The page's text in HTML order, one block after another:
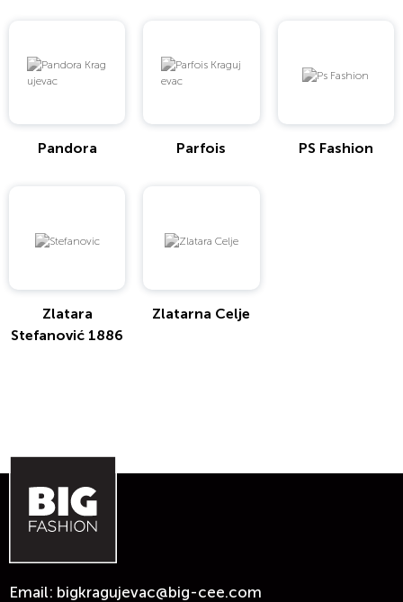
Pandora Parfois PS Fashion
Zlatara
Stefanović 1886
Zlatarna Celje
Email: bigkragujevac@big-cee.com